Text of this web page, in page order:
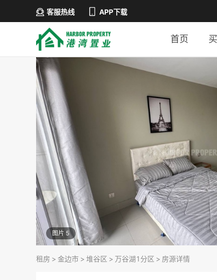
客服热线 APP下载
首页
图片 5
租房 > 金边市 > 堆谷区 > 万谷湖1分区 > 房源详情